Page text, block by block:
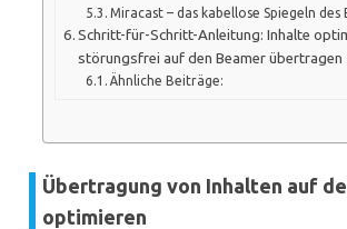
Miracast – das kabellose Spiegeln des
Schritt-für-Schritt-Anleitung: Inhalte
störungsfrei auf den Beamer übertragen
Ähnliche Beiträge:
Übertragung von Inhalten auf
optimieren